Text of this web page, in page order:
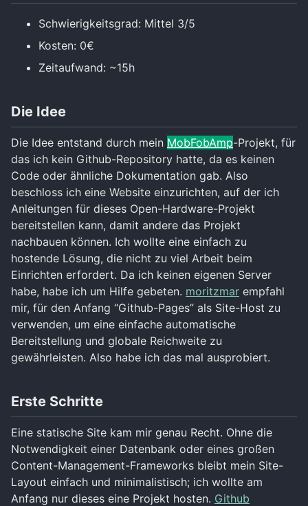
Schwierigkeitsgrad: Mittel 3/5
Kosten: 0€
Zeitaufwand: ~15h
Die Idee
Die Idee entstand durch mein MobFobAmp-Projekt, für
das ich kein Github-Repository hatte, da es keinen
Code oder ähnliche Dokumentation gab. Also
beschloss ich eine Website einzurichten, auf der ich
Anleitungen für dieses Open-Hardware-Projekt
bereitstellen kann, damit andere das Projekt
nachbauen können. Ich wollte eine einfach zu
hostende Lösung, die nicht zu viel Arbeit beim
Einrichten erfordert. Da ich keinen eigenen Server
habe, habe ich um Hilfe gebeten. moritzmar empfahl
mir, für den Anfang “Github-Pages” als Site-Host zu
verwenden, um eine einfache automatische
Bereitstellung und globale Reichweite zu
gewährleisten. Also habe ich das mal ausprobiert.
Erste Schritte
Eine statische Site kam mir genau Recht. Ohne die
Notwendigkeit einer Datenbank oder eines großen
Content-Management-Frameworks bleibt mein Site-
Layout einfach und minimalistisch; ich wollte am
Anfang nur dieses eine Projekt hosten. Github